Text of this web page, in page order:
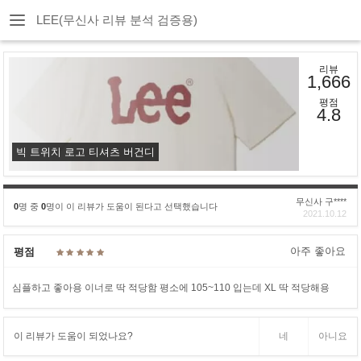
LEE(무신사 리뷰 분석 검증용)
빅 트위치 로고 티셔츠 버건디
리뷰
1,666
평점
4.8
0명 중 0명이 이 리뷰가 도움이 된다고 선택했습니다
무신사 구****
2021.10.12
평점 아주 좋아요
심플하고 좋아용 이너로 딱 적당함 평소에 105~110 입는데 XL 딱 적당해용
이 리뷰가 도움이 되었나요? 네 아니요